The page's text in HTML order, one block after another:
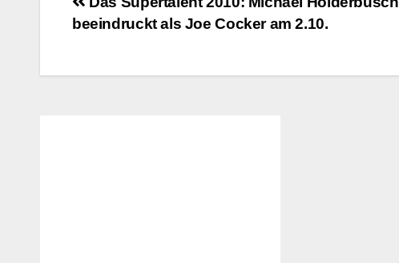
Beitragsnavigation
beeindruckt als Joe Cocker am 2.10.